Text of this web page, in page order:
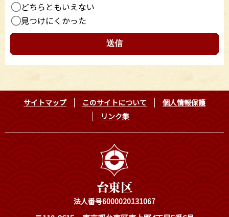
どちらともいえない
見つけにくかった
サイトマップ このサイトについて
個人情報保護
リンク集
法人番号6000020131067